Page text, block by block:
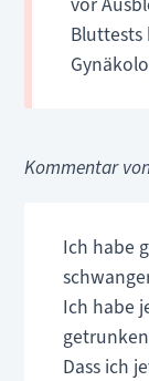
Bluttests
Kommentar
Ich habe
Ich habe
Dass ich